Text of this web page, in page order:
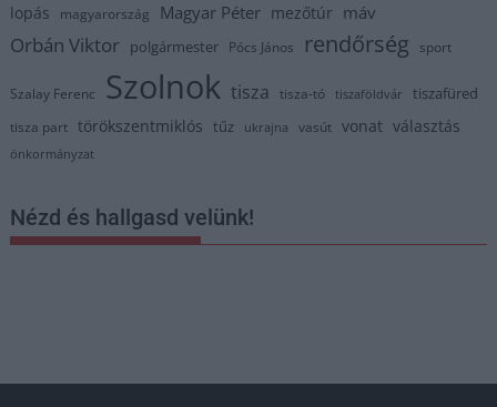
lopás magyarország Magyar Péter mezőtúr máv
Orbán Viktor polgármester Pócs János rendőrség sport
Szalay Ferenc Szolnok tisza tisza-tó tiszaföldvár tiszafüred
tisza part törökszentmiklós tűz ukrajna vasút vonat választás
önkormányzat
Nézd és hallgasd velünk!